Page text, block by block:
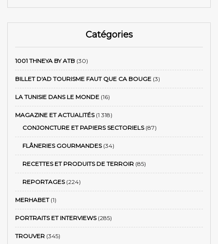
Catégories
1001 THNEYA BY ATB (30)
BILLET D'AD TOURISME FAUT QUE CA BOUGE (3)
LA TUNISIE DANS LE MONDE (16)
MAGAZINE ET ACTUALITÉS(1 318)
CONJONCTURE ET PAPIERS SECTORIELS(87)
FLÂNERIES GOURMANDES(34)
RECETTES ET PRODUITS DE TERROIR (85)
REPORTAGES(224)
MERHABET(1)
PORTRAITS ET INTERVIEWS(285)
TROUVER (345)